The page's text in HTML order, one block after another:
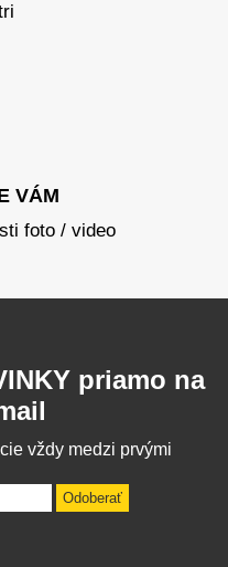
VÁM
foto / video
priamo na
vždy medzi prvými
Odoberať